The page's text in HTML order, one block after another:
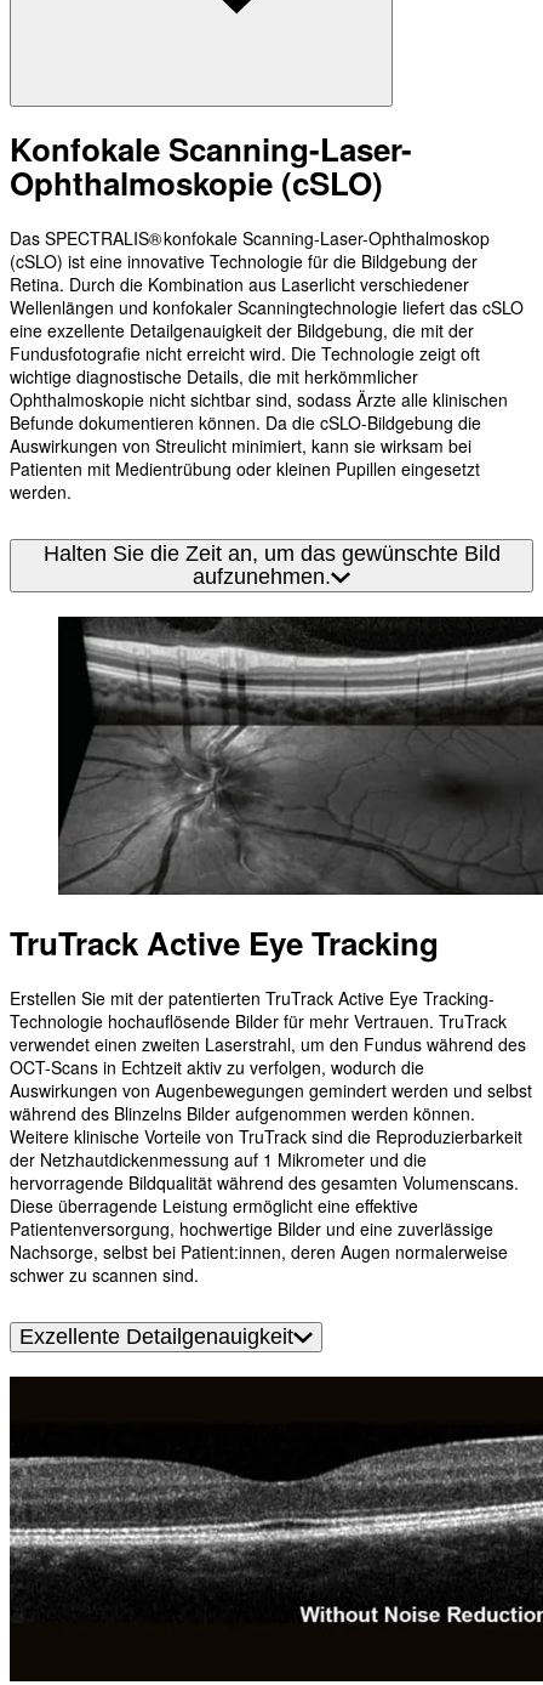
Konfokale Scanning-Laser-
Ophthalmoskopie (cSLO)
Das SPECTRALIS® konfokale Scanning-Laser-Ophthalmoskop
(cSLO) ist eine innovative Technologie für die Bildgebung der
Retina. Durch die Kombination aus Laserlicht verschiedener
Wellenlängen und konfokaler Scanningtechnologie liefert das cSLO
eine exzellente Detailgenauigkeit der Bildgebung, die mit der
Fundusfotografie nicht erreicht wird. Die Technologie zeigt oft
wichtige diagnostische Details, die mit herkömmlicher
Ophthalmoskopie nicht sichtbar sind, sodass Ärzte alle klinischen
Befunde dokumentieren können. Da die cSLO-Bildgebung die
Auswirkungen von Streulicht minimiert, kann sie wirksam bei
Patienten mit Medientrübung oder kleinen Pupillen eingesetzt
werden.
Halten Sie die Zeit an, um das gewünschte Bild
aufzunehmen.
TruTrack Active Eye Tracking
Erstellen Sie mit der patentierten TruTrack Active Eye Tracking-
Technologie hochauflösende Bilder für mehr Vertrauen. TruTrack
verwendet einen zweiten Laserstrahl, um den Fundus während des
OCT-Scans in Echtzeit aktiv zu verfolgen, wodurch die
Auswirkungen von Augenbewegungen gemindert werden und selbst
während des Blinzelns Bilder aufgenommen werden können.
Weitere klinische Vorteile von TruTrack sind die Reproduzierbarkeit
der Netzhautdickenmessung auf 1 Mikrometer und die
hervorragende Bildqualität während des gesamten Volumenscans.
Diese überragende Leistung ermöglicht eine effektive
Patientenversorgung, hochwertige Bilder und eine zuverlässige
Nachsorge, selbst bei Patient:innen, deren Augen normalerweise
schwer zu scannen sind.
Exzellente Detailgenauigkeit